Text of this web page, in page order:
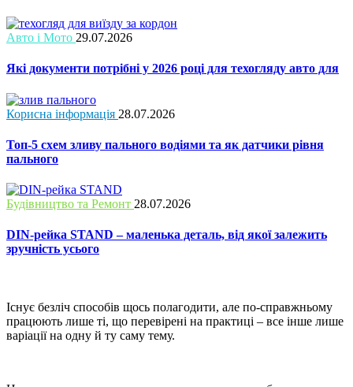
Авто і Мото 29.07.2026
Які документи потрібні у 2026 році для техогляду авто для
Корисна інформація 28.07.2026
Топ-5 схем зливу пального водіями та як датчики рівня
пального
Будівництво та Ремонт 28.07.2026
DIN-рейка STAND – маленька деталь, від якої залежить
зручність усього
Існує безліч способів щось полагодити, але по-справжньому
працюють лише ті, що перевірені на практиці – все інше лише
варіації на одну й ту саму тему.